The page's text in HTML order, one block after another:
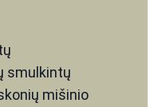
smulkintų
mišinio